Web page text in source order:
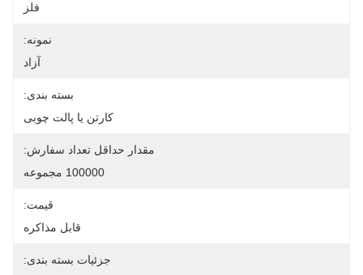
فلز
نمونه:
آزاد
بسته بندی:
کارتن یا پالت چوبی
مقدار حداقل تعداد سفارش:
100000 مجموعه
قیمت:
قابل مذاکره
جزئیات بسته بندی: